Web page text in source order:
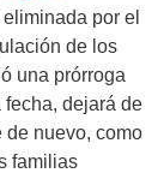
eliminada por el
de los
una prórroga
fecha, dejará de
de nuevo, como
familias